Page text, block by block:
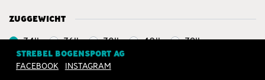
ZUGGEWICHT
34lbs 36lbs 38lbs 40lbs 32lbs
28lbs 30lbs 44lbs
STREBEL BOGENSPORT AG
FACEBOOK
INSTAGRAM